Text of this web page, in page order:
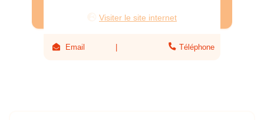
Visiter le site internet
Email Téléphone